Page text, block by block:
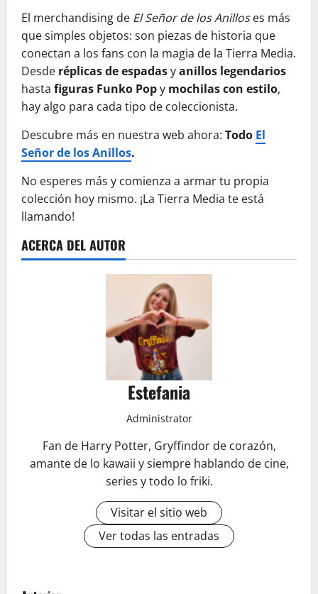
El merchandising de El Señor de los Anilloses más
que simples objetos: son piezas de historia que
conectan a los fans con la magia de la Tierra Media.
Desde réplicas de espadasyanillos legendarios
hasta figuras Funko Popy mochilas con estilo,
hay algo para cada tipo de coleccionista.
Descubre más en nuestra web ahora: Todo El
Señor de los Anillos.
No esperes más y comienza a armar tu propia
colección hoy mismo. ¡La Tierra Media te está
llamando!
ACERCA DEL AUTOR
Estefania
Administrator
Fan de Harry Potter, Gryffindor de corazón,
amante de lo kawaii y siempre hablando de cine,
series y todo lo friki.
Visitar el sitio web
Ver todas las entradas